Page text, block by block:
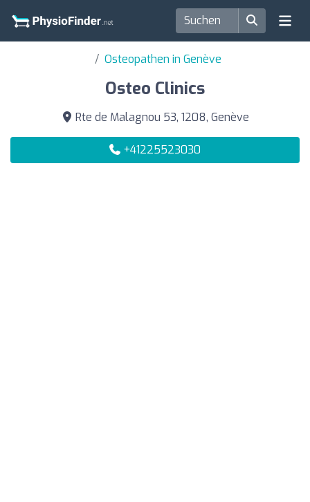
Osteopathen in Genève
Osteo Clinics
Rte de Malagnou 53, 1208, Genève
+41225523030